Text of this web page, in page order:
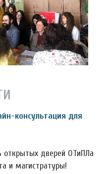
консультация для
открытых дверей ОТиПЛа
и магистратуры!